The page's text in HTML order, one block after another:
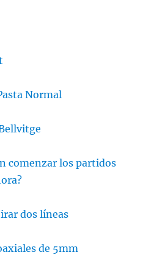
Normal
comenzar los partidos
dos líneas
de 5mm